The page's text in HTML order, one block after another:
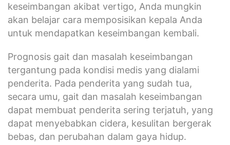
keseimbangan akibat vertigo, Anda mungkin
akan belajar cara memposisikan kepala Anda
untuk mendapatkan keseimbangan kembali.
Prognosis gait dan masalah keseimbangan
tergantung pada kondisi medis yang dialami
penderita. Pada penderita yang sudah tua,
secara umu, gait dan masalah keseimbangan
dapat membuat penderita sering terjatuh, yang
dapat menyebabkan cidera, kesulitan bergerak
bebas, dan perubahan dalam gaya hidup.